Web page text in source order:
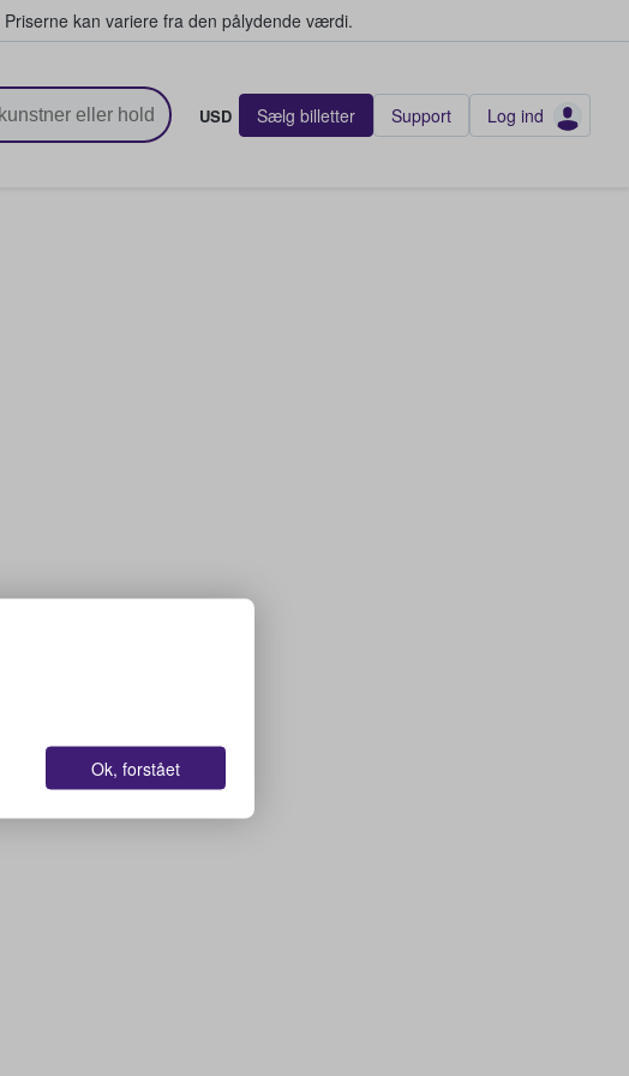
Priserne kan variere fra den pålydende værdi.
USD Sælg billetter Support Log ind
Ok, forstået